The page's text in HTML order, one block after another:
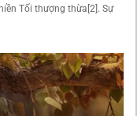
Tối thượng thừa[2]. Sự